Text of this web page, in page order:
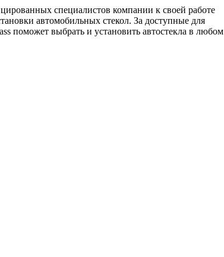
специалистов компании к своей работе
автомобильных стекол. За доступные для
поможет выбрать и установить автостекла в любом